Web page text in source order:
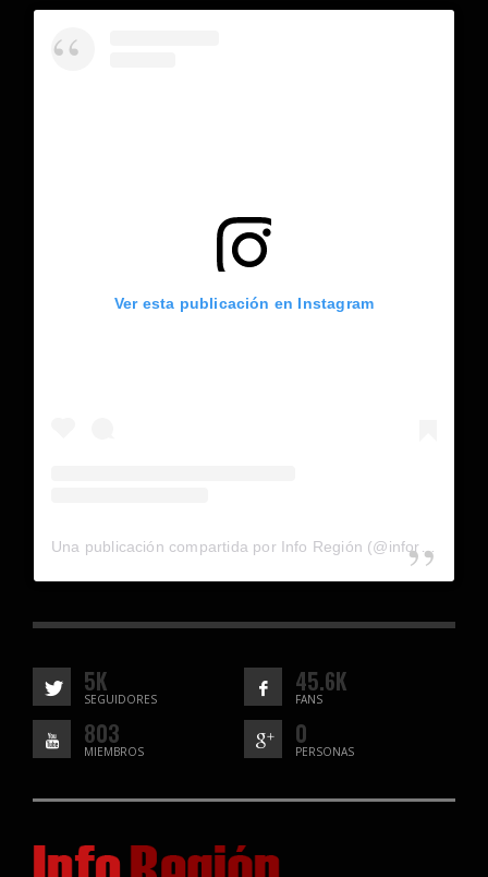
Ver esta publicación en Instagram
Una publicación compartida por Info Región (@inforegion_redes)
5K
SEGUIDORES
45.6K
FANS
803
MIEMBROS
0
PERSONAS